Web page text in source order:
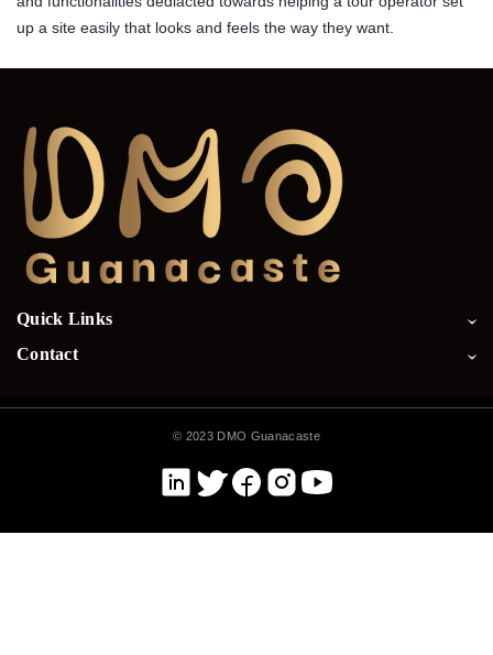
up a site easily that looks and feels the way they want.
Quick Links
Contact
© 2023 DMO Guanacaste